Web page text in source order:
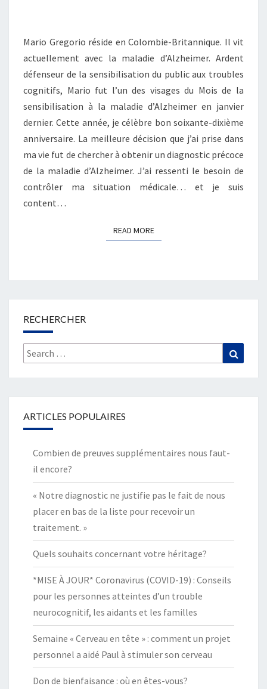
DE
MARIO
POUR
VIVRE
Mario Gregorio réside en Colombie-Britannique. Il vit
actuellement avec la maladie d’Alzheimer. Ardent
défenseur de la sensibilisation du public aux troubles
cognitifs, Mario fut l’un des visages du Mois de la
sensibilisation à la maladie d’Alzheimer en janvier
dernier. Cette année, je célèbre bon soixante-dixième
anniversaire. La meilleure décision que j’ai prise dans
ma vie fut de chercher à obtenir un diagnostic précoce
de la maladie d’Alzheimer. J’ai ressenti le besoin de
contrôler ma situation médicale… et je suis
content…
READ MOREREAD MORE
RECHERCHER
Search
for:
ARTICLES POPULAIRES
Combien de preuves supplémentaires nous faut-
il encore?
« Notre diagnostic ne justifie pas le fait de nous
placer en bas de la liste pour recevoir un
traitement. »
Quels souhaits concernant votre héritage?
*MISE À JOUR* Coronavirus (COVID-19) : Conseils
pour les personnes atteintes d’un trouble
neurocognitif, les aidants et les familles
Semaine « Cerveau en tête » : comment un projet
personnel a aidé Paul à stimuler son cerveau
Don de bienfaisance : où en êtes-vous?